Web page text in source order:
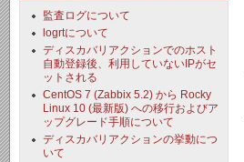
監査ログについて
logrtについて
ディスカバリアクションでのホスト
自動登録後、利用していないIPがセ
ットされる
CentOS 7 (Zabbix 5.2) から Rocky
Linux 10 (最新版) への移行およびア
ップグレード手順について
ディスカバリアクションの挙動につ
いて